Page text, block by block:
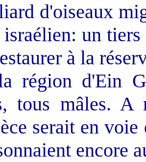
d'oiseaux
un tiers
à la
région d'Ein
tous mâles.
serait en
encore